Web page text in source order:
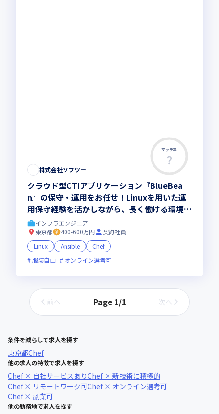
マッチ率
株式会社ソフツー
クラウド型CTIアプリケーション『BlueBea
n』の保守・運用をお任せ！Linuxを用いた運
用保守経験を活かしながら、長く働ける環境で
スキルアップしませんか
インフラエンジニア
東京都
400-600万円
契約社員
Linux
Ansible
Chef
服装自由
オンライン選考可
前へ Page 1/1 次へ
条件を減らして求人を探す
東京都Chef
他の求人の特徴で求人を探す
Chef × 自社サービスありChef × 新技術に積極的
Chef × リモートワーク可Chef × オンライン選考可
Chef × 副業可
他の勤務地で求人を探す